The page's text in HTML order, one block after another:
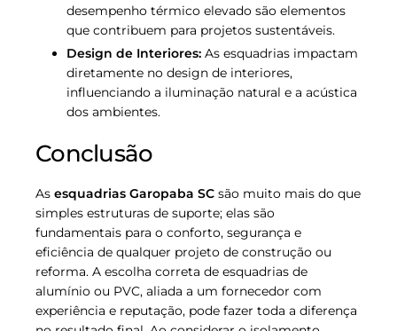
desempenho térmico elevado são elementos
que contribuem para projetos sustentáveis.
Design de Interiores: As esquadrias impactam
diretamente no design de interiores,
influenciando a iluminação natural e a acústica
dos ambientes.
Conclusão
As esquadrias Garopaba SC são muito mais do que
simples estruturas de suporte; elas são
fundamentais para o conforto, segurança e
eficiência de qualquer projeto de construção ou
reforma. A escolha correta de esquadrias de
alumínio ou PVC, aliada a um fornecedor com
experiência e reputação, pode fazer toda a diferença